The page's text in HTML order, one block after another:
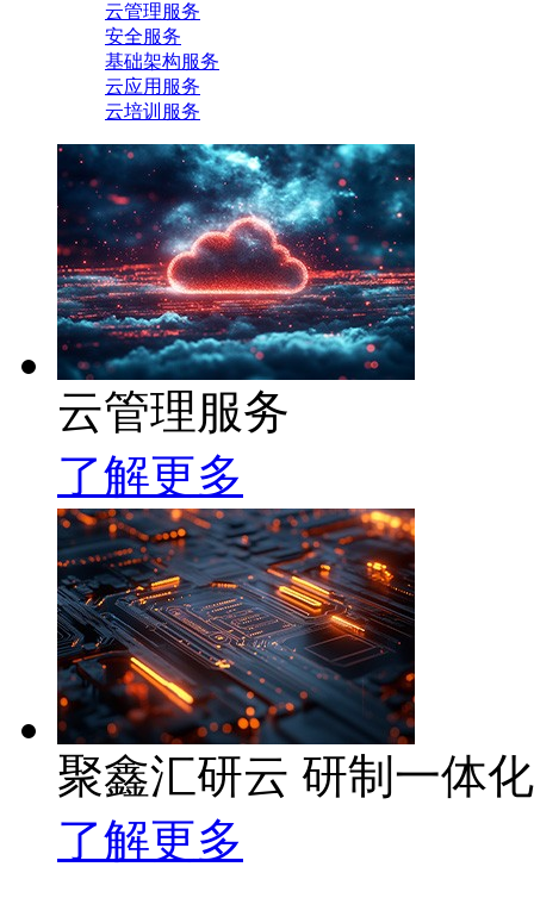
云管理服务
安全服务
基础架构服务
云应用服务
云培训服务
云管理服务
了解更多
聚鑫汇研云 研制一体
了解更多